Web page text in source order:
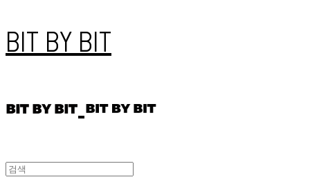
BIT BY BIT